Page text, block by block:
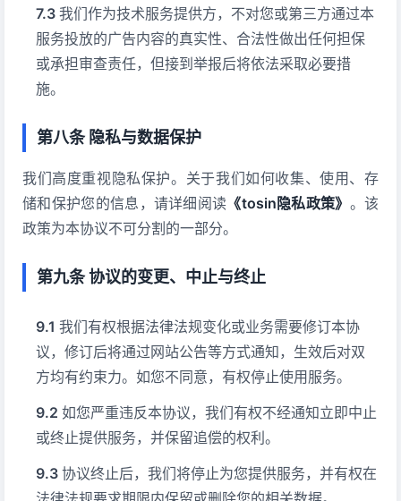
我们作为技术服务提供方，不对您或第三方通过本
服务投放的广告内容的真实性、合法性做出任何担保
或承担审查责任，但接到举报后将依法采取必要措
施。
第八条 隐私与数据保护
我们高度重视隐私保护。关于我们如何收集、使用、存
储和保护您的信息，请详细阅读 《tosin隐私政策》 。该
政策为本协议不可分割的一部分。
第九条 协议的变更、中止与终止
我们有权根据法律法规变化或业务需要修订本协
议，修订后将通过网站公告等方式通知，生效后对双
方均有约束力。如您不同意，有权停止使用服务。
如您严重违反本协议，我们有权不经通知立即中止
或终止提供服务，并保留追偿的权利。
协议终止后，我们将停止为您提供服务，并有权在